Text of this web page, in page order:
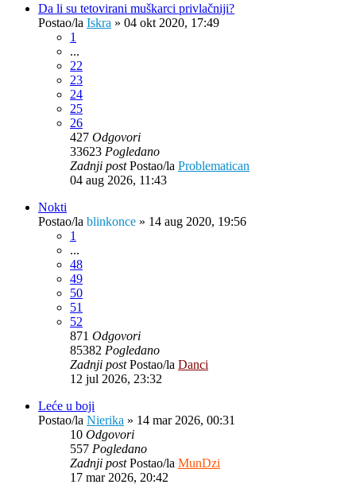
Da li su tetovirani muškarci privlačniji?
Postao/la Iskra » 04 okt 2020, 17:49
1
...
22
23
24
25
26
427 Odgovori
33623 Pogledano
Zadnji postPostao/la Problematican
04 aug 2026, 11:43
Nokti
Postao/la blinkonce » 14 aug 2020, 19:56
1
...
48
49
50
51
52
871 Odgovori
85382 Pogledano
Zadnji postPostao/la Danci
12 jul 2026, 23:32
Leće u boji
Postao/la Nierika » 14 mar 2026, 00:31
10 Odgovori
557 Pogledano
Zadnji postPostao/la MunDzi
17 mar 2026, 20:42